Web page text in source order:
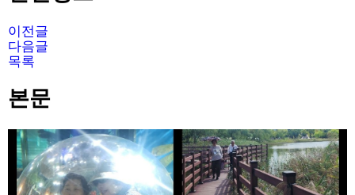
이전글
다음글
목록
본문